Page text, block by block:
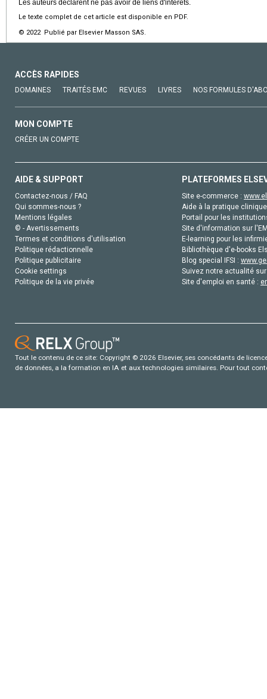
Les auteurs déclarent ne pas avoir de liens d'intérêts.
Le texte complet de cet article est disponible en PDF.
© 2022 Publié par Elsevier Masson SAS.
ACCÈS RAPIDES
DOMAINES TRAITÉS EMC REVUES LIVRES NOS FORMULES
MON COMPTE
CRÉER UN COMPTE
AIDE & SUPPORT
Contactez-nous / FAQ
Qui sommes-nous ?
Mentions légales
© - Avertissements
Termes et conditions d'utilisation
Politique rédactionnelle
Politique publicitaire
Cookie settings
Politique de la vie privée
PLATEFORMES
Site e-commerce :
Aide à la pratique
Portail pour les
Site d'information sur
E-learning pour les
Bibliothèque d'e-books
Blog special IFSI :
Suivez notre actualité
Site d'emploi en santé :
Tout le contenu de ce site: Copyright © 2026 Elsevier, ses concédants de
de données, a la formation en IA et aux technologies similaires. Pour tout